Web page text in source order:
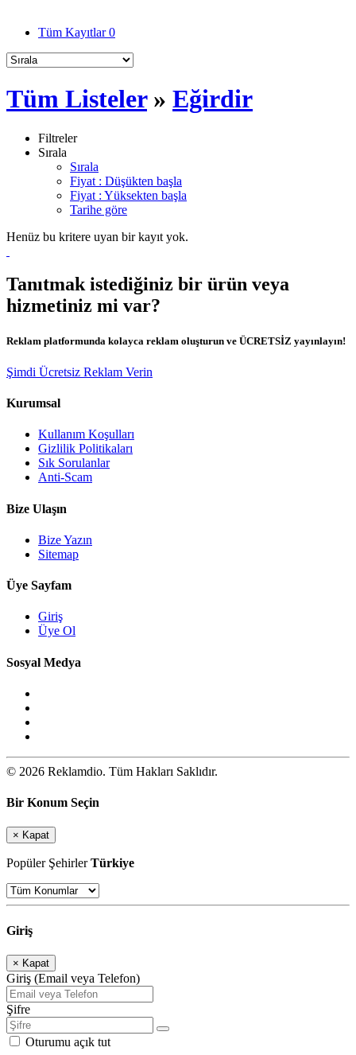
Tüm Kayıtlar0
Tüm Listeler» Eğirdir
Filtreler
Sırala
Sırala
Fiyat : Düşükten başla
Fiyat : Yüksekten başla
Tarihe göre
Henüz bu kritere uyan bir kayıt yok.
Tanıtmak istediğiniz bir ürün veya
hizmetiniz mi var?
Reklam platformunda kolayca reklam oluşturun ve ÜCRETSİZ yayınlayın!
Şimdi Ücretsiz Reklam Verin
Kurumsal
Kullanım Koşulları
Gizlilik Politikaları
Sık Sorulanlar
Anti-Scam
Bize Ulaşın
Bize Yazın
Sitemap
Üye Sayfam
Giriş
Üye Ol
Sosyal Medya
© 2026 Reklamdio. Tüm Hakları Saklıdır.
Bir Konum Seçin
× Kapat
Popüler ŞehirlerTürkiye
Giriş
× Kapat
Giriş (Email veya Telefon)
Şifre
Oturumu açık tut